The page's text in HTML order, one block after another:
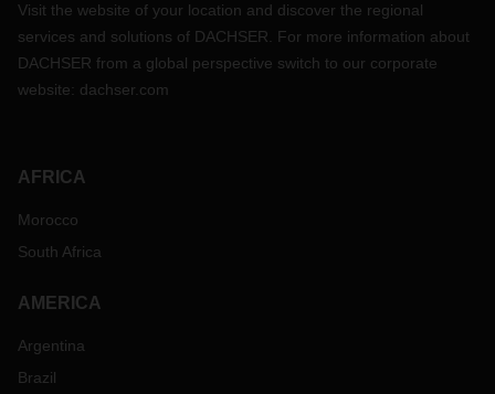
Visit the website of your location and discover the regional
services and solutions of DACHSER. For more information about
DACHSER from a global perspective switch to our corporate
website: dachser.com
AFRICA
Morocco
South Africa
AMERICA
Argentina
Brazil